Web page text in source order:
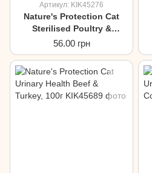
Артикул: KIK45276
Nature's Protection Cat
Sterilised Poultry &
Cranberries, 100г
56.00 грн